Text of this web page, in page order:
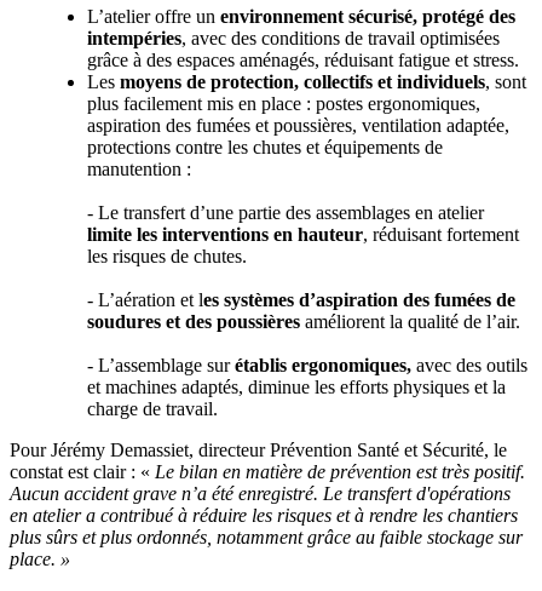
L’atelier offre un environnement sécurisé, protégé des
intempéries, avec des conditions de travail optimisées
grâce à des espaces aménagés, réduisant fatigue et stress.
Les moyens de protection, collectifs et individuels, sont
plus facilement mis en place : postes ergonomiques,
aspiration des fumées et poussières, ventilation adaptée,
protections contre les chutes et équipements de
manutention :
- Le transfert d’une partie des assemblages en atelier
limite les interventions en hauteur, réduisant fortement
les risques de chutes.
- L’aération et les systèmes d’aspiration des fumées de
soudures et des poussières améliorent la qualité de l’air.
- L’assemblage surétablis ergonomiques, avec des outils
et machines adaptés, diminue les efforts physiques et la
charge de travail.
Pour Jérémy Demassiet, directeur Prévention Santé et Sécurité, le
constat est clair : « Le bilan en matière de prévention est très positif.
Aucun accident grave n’a été enregistré. Le transfert d'opérations
en atelier a contribué à réduire les risques et à rendre les chantiers
plus sûrs et plus ordonnés, notamment grâce au faible stockage sur
place. »